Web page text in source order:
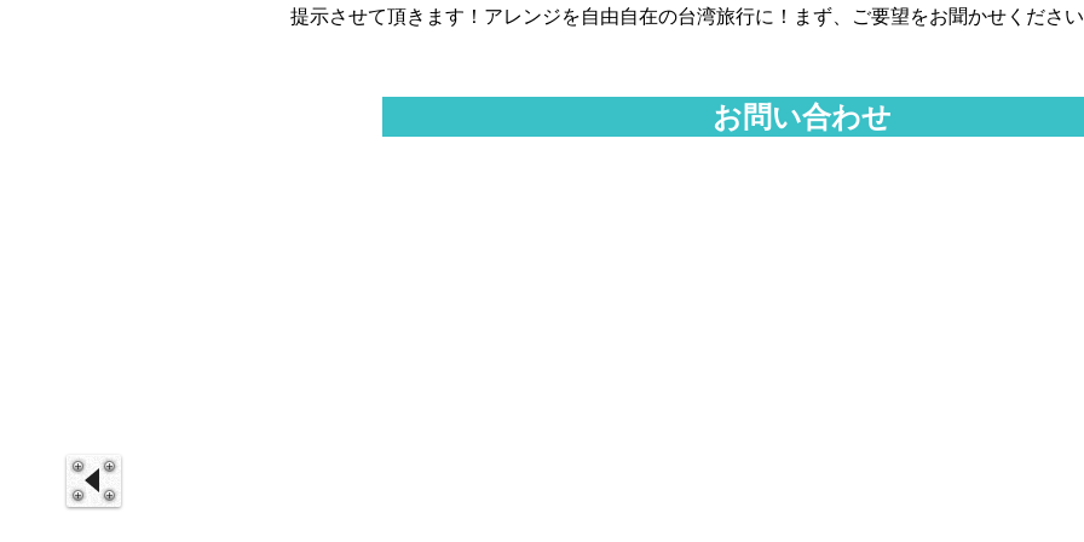
提示させて頂きます！アレンジを自由自在の台湾旅行に！まず、ご要望をお聞かせくださ
お問い合わせ